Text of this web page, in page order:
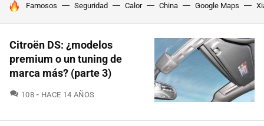
HOY SE HABLA DE
Famosos Seguridad Calor China Google Maps
Citroën DS: ¿modelos
premium o un tuning de
marca más? (parte 3)
108COMENTARIOS
HACE 14 AÑOS